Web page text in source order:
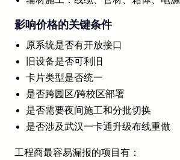
影响价格的关键条件
原系统是否有开放接口
旧设备是否可利旧
卡片类型是否统一
是否跨园区/跨校区部署
是否需要夜间施工和分批切换
是否涉及武汉一卡通升级布线重做
工程商最容易漏报的项目有：